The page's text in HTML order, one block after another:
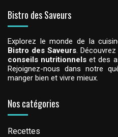
Bistro des Saveurs
Explorez le monde de la
Bistro des Saveurs. Découvrez
conseils nutritionnels et des
Rejoignez-nous dans notre
manger bien et vivre mieux.
Nos catégories
Recettes